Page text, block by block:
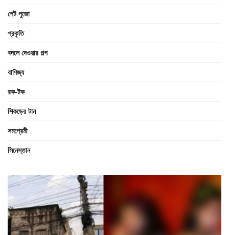
পেট পুজো
প্রকৃতি
বদলে দেওয়ার গল্প
বাণিজ্য
রক-টক
শিকড়ের টান
সমপ্রেমী
সিনেস্তান